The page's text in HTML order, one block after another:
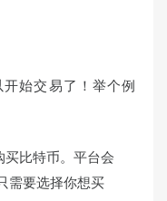
始交易了！举个例
买比特币。平台会
需要选择你想买